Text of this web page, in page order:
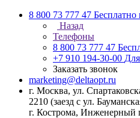
8 800 73 777 47 Бесплатно
Назад
Телефоны
8 800 73 777 47
+7 910 194-30-00
Заказать звонок
marketing@deltaopt.ru
г. Москва, ул.
2210 (заезд с ул.
г. Кострома, Инженерный